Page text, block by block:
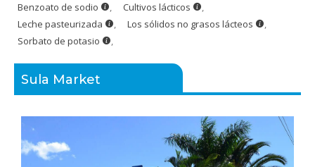
Benzoato de sodio
, Cultivos lácticos
,
Leche pasteurizada
, Los sólidos no grasos lácteos
,
Sorbato de potasio
,
Sula Market